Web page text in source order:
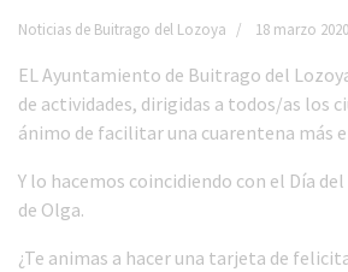
Noticias de Buitrago del Lozoya 18 marzo 2020
EL Ayuntamiento de Buitrago del
de actividades, dirigidas a todos/as los
ánimo de facilitar una cuarentena más
Y lo hacemos coincidiendo con el Día
de Olga.
¿Te animas a hacer una tarjeta de